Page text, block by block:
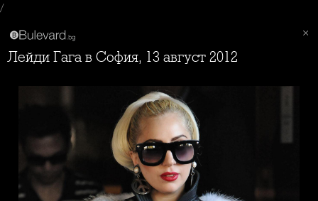
/
Лейди Гага в София, 13 август 2012